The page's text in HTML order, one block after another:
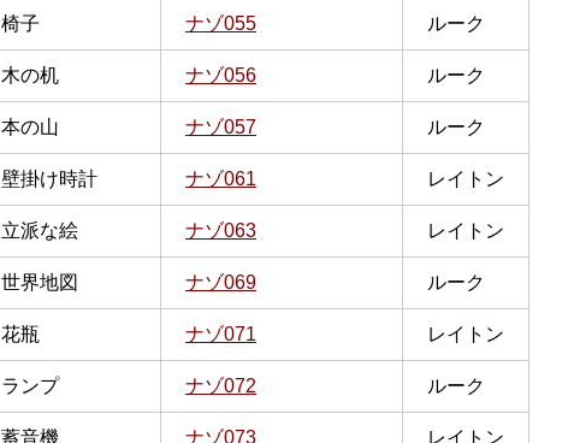
椅子 ナゾ055 ルーク
木の机 ナゾ056 ルーク
本の山 ナゾ057 ルーク
壁掛け時計 ナゾ061 レイトン
立派な絵 ナゾ063 レイトン
世界地図 ナゾ069 ルーク
花瓶 ナゾ071 レイトン
ランプ ナゾ072 ルーク
蓄音機 ナゾ073 レイトン